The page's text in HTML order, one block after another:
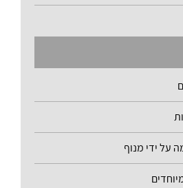
על ידי מנוף